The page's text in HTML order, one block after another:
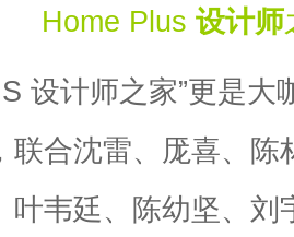
Home Plus 设计师
设计师之家”更是大
联合沈雷、厐喜、陈
叶韦廷、陈幼坚、刘